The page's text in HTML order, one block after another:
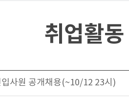
취업활동
사원 공개채용(~10/12 23시)